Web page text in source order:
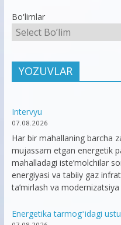
Bo'limlar
YOZUVLAR
Intervyu
07.08.2026
Har bir mahallaning barcha
mujassam etgan energetik
mahalladagi iste’molchilar
energiyasi va tabiiy gaz
ta’mirlash va
Energetika tarmogʻidagi